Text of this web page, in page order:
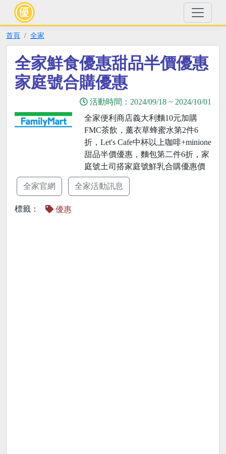
首頁 全家
全家鮮食優惠甜品半價優惠
家庭號合購優惠
活動時間： 2024/09/18 ~ 2024/10/01
全家便利商店義大利麵10元加購
FMC茶飲，薰衣草蜂蜜水第2件6
折，Let's Cafe中杯以上咖啡+minione
甜品半價優惠，麵包第二件6折，家
庭號土司搭家庭號鮮乳合購優惠價
全家官網 全家活動訊息
標籤： 優惠